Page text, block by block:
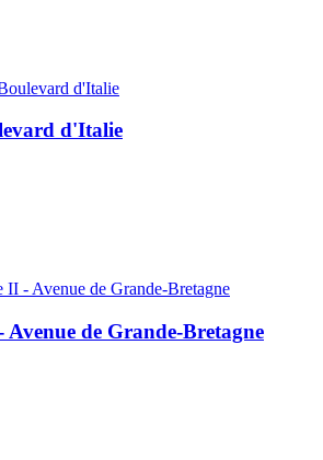
d'Italie
de Grande-Bretagne